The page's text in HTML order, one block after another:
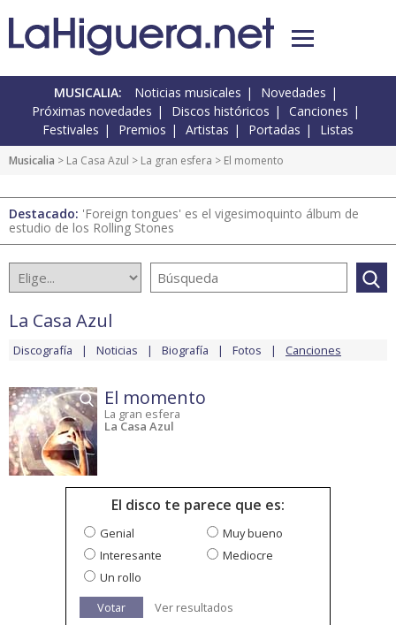
MUSICALIA: Noticias musicales
Novedades
Próximas novedades
Discos históricos
Canciones
Festivales
Premios Artistas Portadas Listas
Musicalia > La Casa Azul > La gran esfera > El momento
Destacado: 'Foreign tongues' es el vigesimoquinto álbum de
estudio de los Rolling Stones
La Casa Azul
Discografía Noticias Biografía Fotos Canciones
El momento
La gran esfera
La Casa Azul
El disco te parece que es:
Genial
Muy bueno
Interesante
Mediocre
Un rollo
Votar
Ver resultados